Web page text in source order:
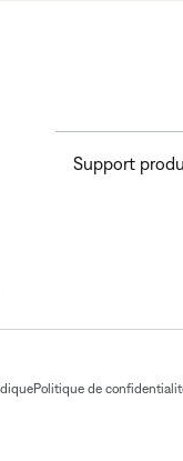
Support
Politique de